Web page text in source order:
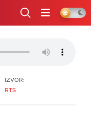
IZVOR:
RTS